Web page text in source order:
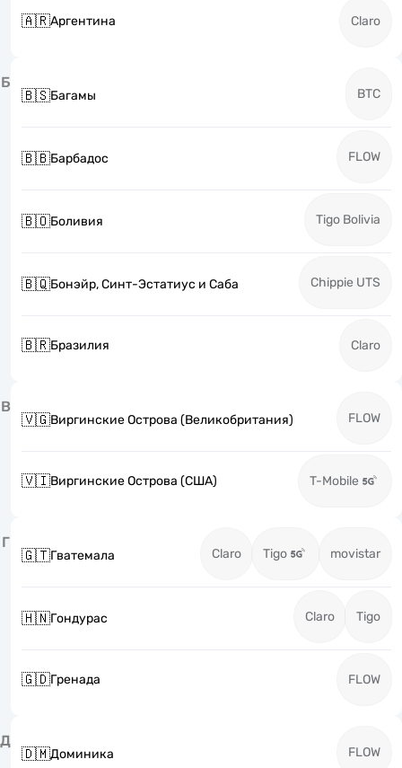
🇦🇷Аргентина Claro
Б
🇧🇸Багамы BTC
🇧🇧Барбадос FLOW
🇧🇴Боливия Tigo Bolivia
🇧🇶Бонэйр, Синт-Эстатиус и Саба Chippie UTS
🇧🇷Бразилия Claro
В
🇻🇬Виргинские Острова (Великобритания) FLOW
🇻🇮Виргинские Острова (США) T-Mobile
Г
🇬🇹Гватемала Claro Tigo movistar
🇭🇳Гондурас Claro Tigo
🇬🇩Гренада FLOW
Д
🇩🇲Доминика FLOW